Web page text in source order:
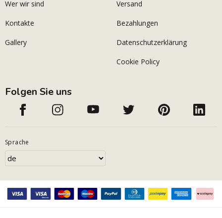
Wer wir sind
Kontakte
Gallery
Versand
Bezahlungen
Datenschutzerklärung
Cookie Policy
Folgen Sie uns
Sprache